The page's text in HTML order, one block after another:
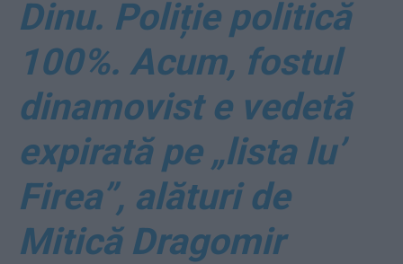
Dinu. Poliție politică
100%. Acum, fostul
dinamovist e vedetă
expirată pe „lista lu’
Firea”, alături de
Mitică Dragomir